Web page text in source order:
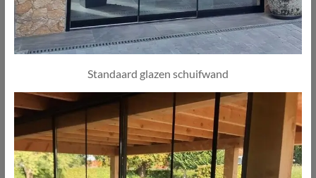
Standaard glazen schuifwand